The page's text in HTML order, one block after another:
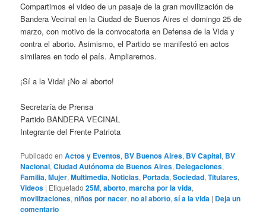
Compartimos el video de un pasaje de la gran movilización de
Bandera Vecinal en la Ciudad de Buenos Aires el domingo 25 de
marzo, con motivo de la convocatoria en Defensa de la Vida y
contra el aborto. Asimismo, el Partido se manifestó en actos
similares en todo el país. Ampliaremos.
¡Sí a la Vida! ¡No al aborto!
Secretaría de Prensa
Partido BANDERA VECINAL
Integrante del Frente Patriota
Publicado en Actos y Eventos, BV Buenos Aires, BV Capital, BV
Nacional,Ciudad Autónoma de Buenos Aires, Delegaciones,
Familia,Mujer,Multimedia,Noticias, Portada,Sociedad,Titulares,
Videos | Etiquetado 25M,aborto,marcha por la vida,
movilizaciones,niños por nacer,no al aborto,sí a la vida | Deja un
comentario